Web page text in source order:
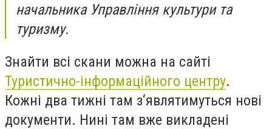
начальника Управління культури та
туризму.
Знайти всі скани можна на сайті
Туристично-інформаційного центру.
Кожні два тижні там з‘являтимуться нові
документи. Нині там вже викладені